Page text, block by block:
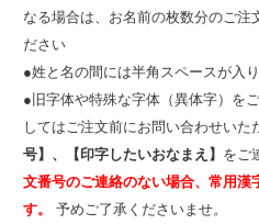
なる場合は、お名前の枚数分のご注
ださい
●姓と名の間には半角スペースが入
●旧字体や特殊な字体（異体字）を
してはご注文前にお問い合わせいた
号】、【印字したいおなまえ】 をご
文番号のご連絡のない場合、常用漢
す。
予めご了承くださいませ。